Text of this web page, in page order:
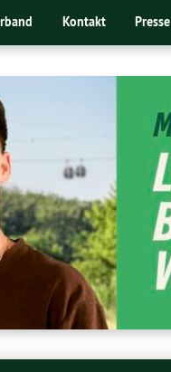
Kontakt Presse